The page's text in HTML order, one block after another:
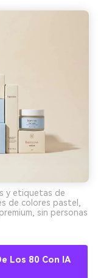
y etiquetas de
de colores pastel,
sin personas
Los 80 Con IA